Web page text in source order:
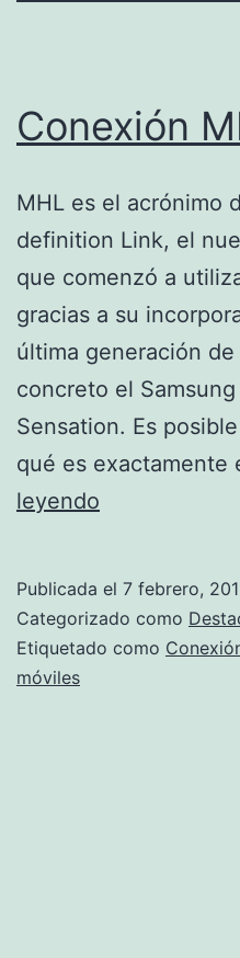
Conexión
MHL es el acrónimo
definition Link, el
que comenzó a
gracias a su
última generación
concreto el
Sensation. Es
qué es exactamente
leyendo
Publicada el 7 febrero,
Categorizado como
Etiquetado como
móviles